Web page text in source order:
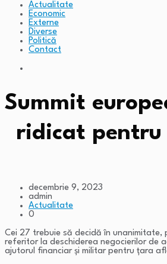
Actualitate
Economic
Externe
Diverse
Politică
Contact
Summit
ridicat pentru
decembrie 9, 2023
admin
Actualitate
0
Cei 27 trebuie să decidă în unanimitate,
referitor la deschiderea negocierilor de
ajutorul financiar și militar pentru țara